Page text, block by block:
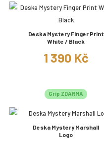
Deska Mystery Finger Print
White / Black
1 390 Kč
Grip ZDARMA
Deska Mystery Marshall
Logo